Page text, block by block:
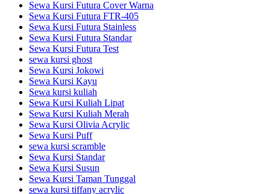
Sewa Kursi Futura Cover Warna
Sewa Kursi Futura FTR-405
Sewa Kursi Futura Stainless
Sewa Kursi Futura Standar
Sewa Kursi Futura Test
sewa kursi ghost
Sewa Kursi Jokowi
Sewa Kursi Kayu
Sewa kursi kuliah
Sewa Kursi Kuliah Lipat
Sewa Kursi Kuliah Merah
Sewa Kursi Olivia Acrylic
Sewa Kursi Puff
sewa kursi scramble
Sewa Kursi Standar
Sewa Kursi Susun
Sewa Kursi Taman Tunggal
sewa kursi tiffany acrylic